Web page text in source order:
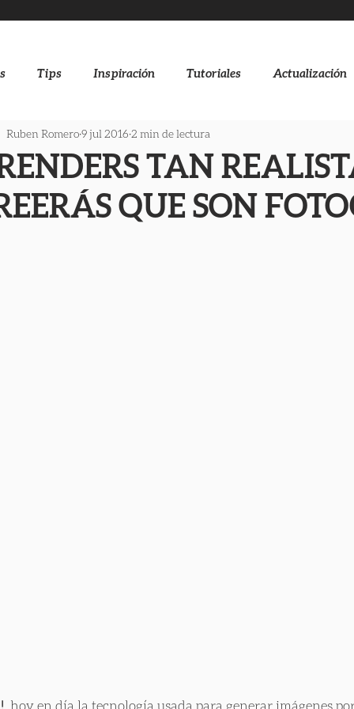
Tips Inspiración Tutoriales Actualización
TAN
QUE SON
Ruben Romero9 jul 2016 2 min de lectura